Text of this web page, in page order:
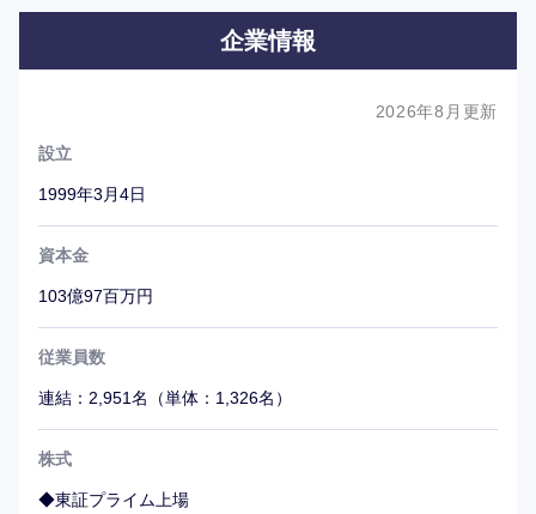
支給することにより、国内どこでも居住可能になった。
企業情報
2026年8月更新
設立
1999年3月4日
資本金
103億97百万円
従業員数
連結：2,951名（単体：1,326名）
株式
◆東証プライム上場